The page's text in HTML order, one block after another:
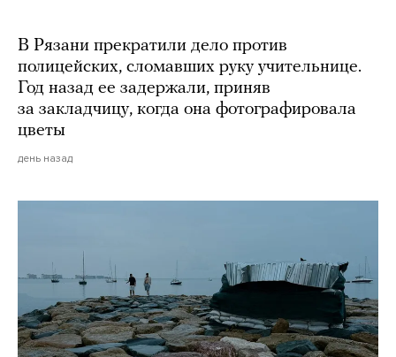
В Рязани прекратили дело против
полицейских, сломавших руку учительнице.
Год назад ее задержали, приняв
за закладчицу, когда она фотографировала
цветы
день назад